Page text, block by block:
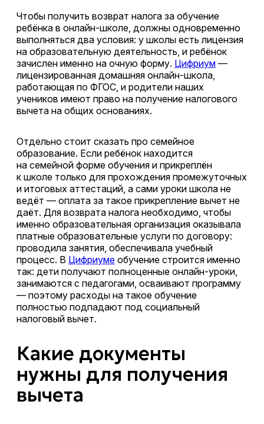
Чтобы получить возврат налога за обучение
ребёнка в онлайн-школе, должны одновременно
выполняться два условия: у школы есть лицензия
на образовательную деятельность, и ребёнок
зачислен именно на очную форму. Цифриум —
лицензированная домашняя онлайн-школа,
работающая по ФГОС, и родители наших
учеников имеют право на получение налогового
вычета на общих основаниях.
Отдельно стоит сказать про семейное
образование. Если ребёнок находится
на семейной форме обучения и прикреплён
к школе только для прохождения промежуточных
и итоговых аттестаций, а сами уроки школа не
ведёт — оплата за такое прикрепление вычет не
даёт. Для возврата налога необходимо, чтобы
именно образовательная организация оказывала
платные образовательные услуги по договору:
проводила занятия, обеспечивала учебный
процесс. В Цифриуме обучение строится именно
так: дети получают полноценные онлайн-уроки,
занимаются с педагогами, осваивают программу
— поэтому расходы на такое обучение
полностью подпадают под социальный
налоговый вычет.
Какие документы
нужны для получения
вычета